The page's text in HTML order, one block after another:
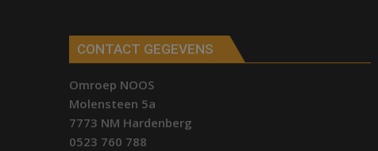
CONTACT GEGEVENS
Omroep NOOS
Molensteen 5a
7773 NM Hardenberg
0523 760 788